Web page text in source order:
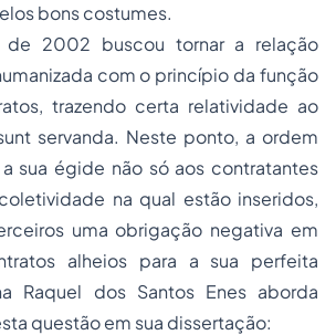
bons costumes.
2002 buscou tornar a relação
com o princípio da função
trazendo certa relatividade ao
servanda. Neste ponto, a ordem
sua égide não só aos contratantes
na qual estão inseridos,
uma obrigação negativa em
alheios para a sua perfeita
Raquel dos Santos Enes aborda
questão em sua dissertação: